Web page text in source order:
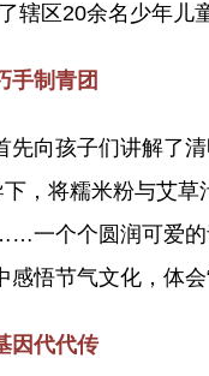
辖区20余名少年儿
制青团
孩子们讲解了清
下，将糯米粉与艾
一个个圆润可爱的
悟节气文化，体会
因代代传